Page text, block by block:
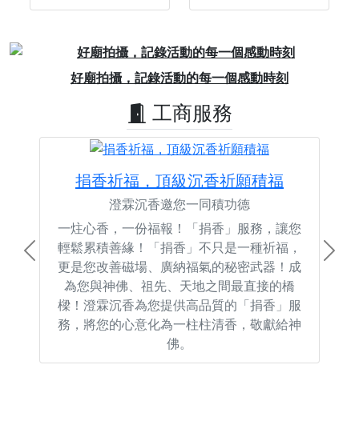
好廟拍攝，記錄活動的每一個感動時刻
Previous
工商服務
捐香祈福，頂級沉香祈願積福
澄霖沉香邀您一同積功德
一炷心香，一份福報！「捐香」服務，讓您
輕鬆累積善緣！「捐香」不只是一種祈福，
更是您改善磁場、廣納福氣的秘密武器！成
為您與神佛、祖先、天地之間最直接的橋
樑！澄霖沉香為您提供高品質的「捐香」服
務，將您的心意化為一柱柱清香，敬獻給神
佛。
Previous Next